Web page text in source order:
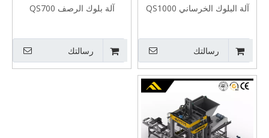
آلة البلوك الخرساني QS1000
رسالتك
آلة بلوك الرصف QS700
رسالتك